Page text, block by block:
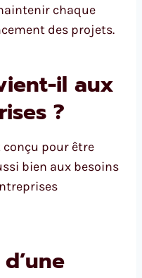
chaque
des projets.
il aux
?
conçu pour être
bien aux besoins